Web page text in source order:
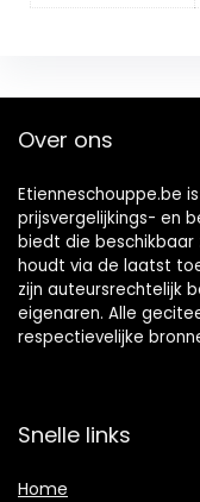
Over ons
Etienneschouppe.be
prijsvergelijkings- en
biedt die beschikbaar
houdt via de laatst
zijn auteursrechtelijk
eigenaren. Alle
respectievelijke
Snelle links
Home